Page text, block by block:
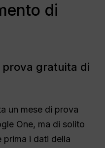
di
prova gratuita di
un mese di prova
One, ma di solito
prima i dati della